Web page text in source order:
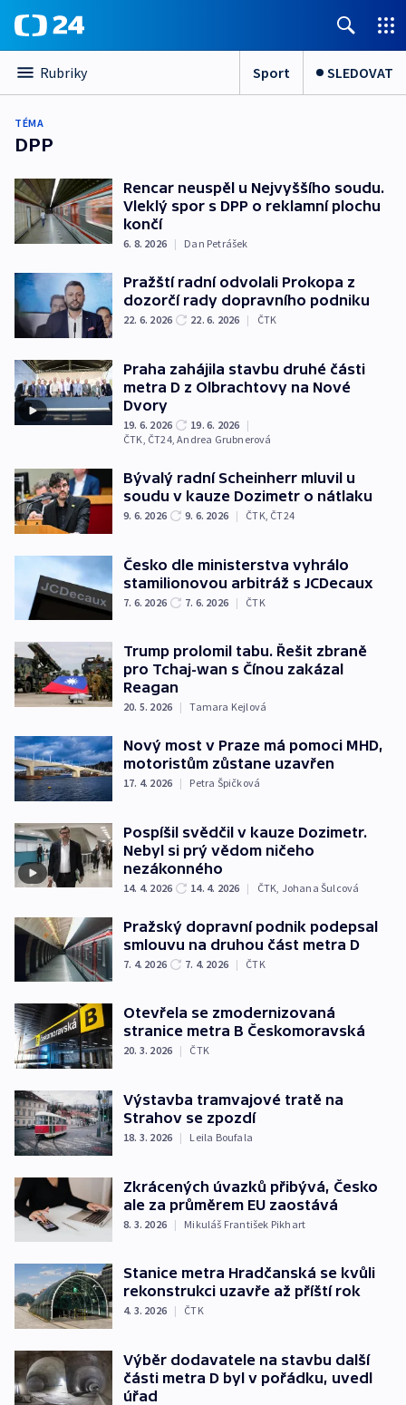
Rubriky Sport SLEDOVAT
TÉMA
DPP
Rencar neuspěl u Nejvyššího soudu.
Vleklý spor s DPP o reklamní plochu
končí
6. 8. 2026 | Dan Petrášek
Pražští radní odvolali Prokopa z
dozorčí rady dopravního podniku
22. 6. 2026 22. 6. 2026 | ČTK
Praha zahájila stavbu druhé části
metra D z Olbrachtovy na Nové
Dvory
19. 6. 2026 19. 6. 2026 |
ČTK, ČT24,Andrea Grubnerová
Bývalý radní Scheinherr mluvil u
soudu v kauze Dozimetr o nátlaku
9. 6. 2026 9. 6. 2026 | ČTK, ČT24
Česko dle ministerstva vyhrálo
stamilionovou arbitráž s JCDecaux
7. 6. 2026 7. 6. 2026 | ČTK
Trump prolomil tabu. Řešit zbraně
pro Tchaj-wan s Čínou zakázal
Reagan
20. 5. 2026 | Tamara Kejlová
Nový most v Praze má pomoci MHD,
motoristům zůstane uzavřen
17. 4. 2026 | Petra Špičková
Pospíšil svědčil v kauze Dozimetr.
Nebyl si prý vědom ničeho
nezákonného
14. 4. 2026 14. 4. 2026 | ČTK Johana Šulcová
Pražský dopravní podnik podepsal
smlouvu na druhou část metra D
7. 4. 2026 7. 4. 2026 | ČTK
Otevřela se zmodernizovaná
stranice metra B Českomoravská
20. 3. 2026 | ČTK
Výstavba tramvajové tratě na
Strahov se zpozdí
18. 3. 2026 | Leila Boufala
Zkrácených úvazků přibývá, Česko
ale za průměrem EU zaostává
8. 3. 2026 | Mikuláš František Pikhart
Stanice metra Hradčanská se kvůli
rekonstrukci uzavře až příští rok
4. 3. 2026 | ČTK
Výběr dodavatele na stavbu další
části metra D byl v pořádku, uvedl
úřad